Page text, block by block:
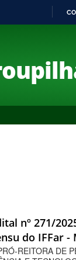
nº 271/
do IFFar
REITORA DE